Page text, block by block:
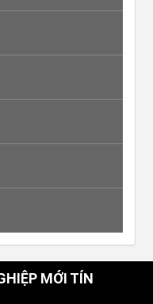
MỚI TÍN